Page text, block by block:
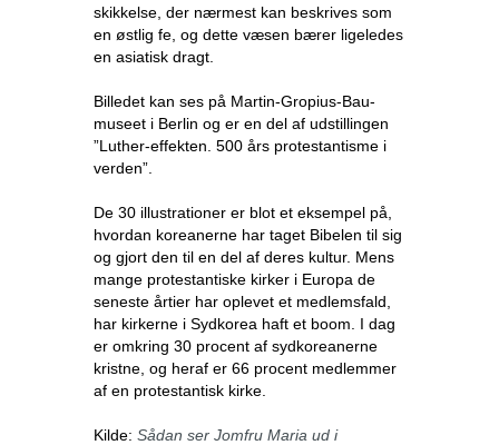
skikkelse, der nærmest kan beskrives som
en østlig fe, og dette væsen bærer ligeledes
en asiatisk dragt.
Billedet kan ses på Martin-Gropius-Bau-
museet i Berlin og er en del af udstillingen
”Luther-effekten. 500 års protestantisme i
verden”.
De 30 illustrationer er blot et eksempel på,
hvordan koreanerne har taget Bibelen til sig
og gjort den til en del af deres kultur. Mens
mange protestantiske kirker i Europa de
seneste årtier har oplevet et medlemsfald,
har kirkerne i Sydkorea haft et boom. I dag
er omkring 30 procent af sydkoreanerne
kristne, og heraf er 66 procent medlemmer
af en protestantisk kirke.
Kilde: Sådan ser Jomfru Maria ud i